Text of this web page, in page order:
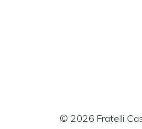
© 2026 Fratelli